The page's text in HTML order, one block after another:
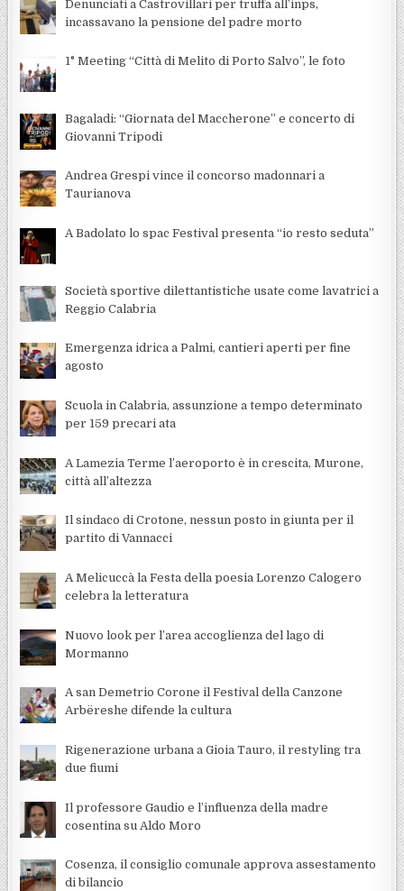
Denunciati a Castrovillari per truffa all’inps,
incassavano la pensione del padre morto
1° Meeting “Città di Melito di Porto Salvo”, le foto
Bagaladi: “Giornata del Maccherone” e concerto di
Giovanni Tripodi
Andrea Grespi vince il concorso madonnari a
Taurianova
A Badolato lo spac Festival presenta “io resto seduta”
Società sportive dilettantistiche usate come lavatrici a
Reggio Calabria
Emergenza idrica a Palmi, cantieri aperti per fine
agosto
Scuola in Calabria, assunzione a tempo determinato
per 159 precari ata
A Lamezia Terme l’aeroporto è in crescita, Murone,
città all’altezza
Il sindaco di Crotone, nessun posto in giunta per il
partito di Vannacci
A Melicuccà la Festa della poesia Lorenzo Calogero
celebra la letteratura
Nuovo look per l’area accoglienza del lago di
Mormanno
A san Demetrio Corone il Festival della Canzone
Arbëreshe difende la cultura
Rigenerazione urbana a Gioia Tauro, il restyling tra
due fiumi
Il professore Gaudio e l’influenza della madre
cosentina su Aldo Moro
Cosenza, il consiglio comunale approva assestamento
di bilancio